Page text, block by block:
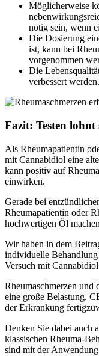
Möglicherweise
nötig sein, wenn
Die Dosierung
ist, kann bei
vorgenommen
Die
verbessert werden.
Fazit: Testen lohnt
Als Rheumapatientin
mit Cannabidiol eine
kann positiv auf
einwirken.
Gerade bei
Rheumapatientin oder
hochwertigen Öl
Wir haben in dem
individuelle
Versuch mit
Rheumaschmerzen und
eine große Belastung.
der Erkrankung
Denken Sie dabei auch
klassischen Rheuma-
sind mit der